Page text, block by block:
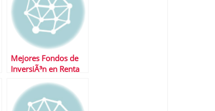
Mejores Fondos de
InversiÃ³n en Renta